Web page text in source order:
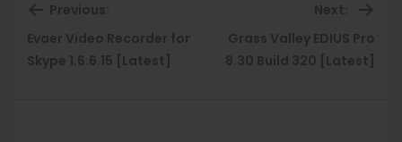
Previous:
Previous
post:
Evaer Video Recorder for
Skype 1.6.6.15 [Latest]
Next:
Grass Valley EDIUS Pro
8.30 Build 320 [Latest]